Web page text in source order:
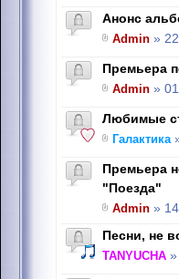
Анонс
Admin »
Премьера
Admin »
Любимые
Галактика
Премьера
"Поезда"
Admin »
Песни, не
TANYUCHA